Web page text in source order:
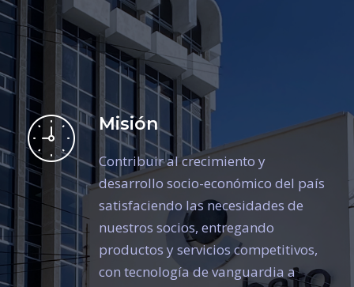
Misión
Contribuir al crecimiento y
desarrollo socio-económico del país
satisfaciendo las necesidades de
nuestros socios, entregando
productos y servicios competitivos,
con tecnología de vanguardia a